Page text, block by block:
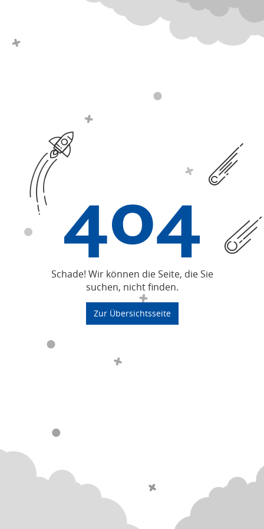
Schade! Wir können die Seite, die Sie
suchen, nicht finden.
Zur Übersichtsseite